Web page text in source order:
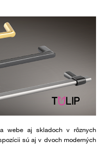
webe aj skladoch v rôznych
sú aj v dvoch moderných